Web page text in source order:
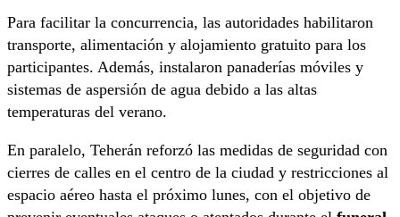
Para facilitar la concurrencia, las autoridades habilitaron
transporte, alimentación y alojamiento gratuito para los
participantes. Además, instalaron panaderías móviles y
sistemas de aspersión de agua debido a las altas
temperaturas del verano.
En paralelo, Teherán reforzó las medidas de seguridad con
cierres de calles en el centro de la ciudad y restricciones al
espacio aéreo hasta el próximo lunes, con el objetivo de